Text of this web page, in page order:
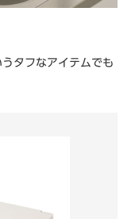
うタフなアイテムでも